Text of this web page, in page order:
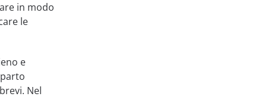
in modo
le
e
Nel